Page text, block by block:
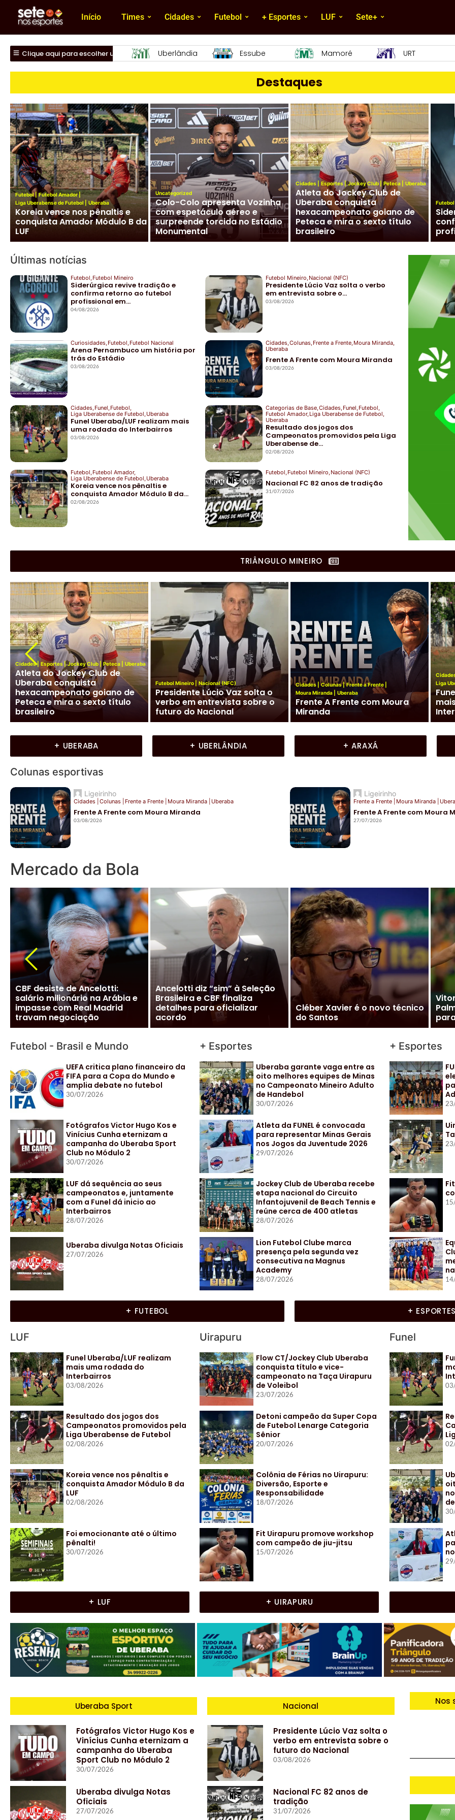
Início Times Cidades Futebol + Esportes LUF Sete+
Clique aqui para escolher um time
Nacional Uberlândia Essube Mamoré URT
Destaques
Futebol| Futebol Amador|
Liga Uberabense de Futebol
Uberaba
Koreia vence nos pênaltis e
conquista Amador Módulo B da
LUF
Uncategorized
Colo-Colo apresenta Vozinha
com espetáculo aéreo e
surpreende torcida no Estádio
Monumental
Cidades Esportes | Jockey Club| Peteca Uberaba
Atleta do Jockey Club de
Uberaba conquista
hexacampeonato goiano de
Peteca e mira o sexto título
brasileiro
Futebol
Futebol Mineiro| Nacional (NFC)
Presidente Lúcio Vaz solta o
verbo em entrevista sobre o
futuro do Nacional
Últimas notícias
Futebol,Futebol Mineiro
Siderúrgica revive tradição e
confirma retorno ao futebol
profissional em…
04/08/2026
Futebol Mineiro,Nacional (NFC)
Presidente Lúcio Vaz solta o verbo
em entrevista sobre o…
03/08/2026
Curiosidades, Futebol Futebol Nacional
Arena Pernambuco um história por
trás do Estádio
03/08/2026
Cidades, Colunas, Frente a Frente, Moura Miranda,
Uberaba
Frente A Frente com Moura Miranda
03/08/2026
Cidades, Funel Futebol
Liga Uberabense de Futebol Uberaba
Funel Uberaba/LUF realizam mais
uma rodada do Interbairros
03/08/2026
Categorias de Base, Cidades, Funel Futebol
Futebol Amador, Liga Uberabense de Futebol
Uberaba
Resultado dos jogos dos
Campeonatos promovidos pela Liga
Uberabense de…
02/08/2026
Futebol,Futebol Amador,
Liga Uberabense de Futebol,Uberaba
Koreia vence nos pênaltis e
conquista Amador Módulo B da…
02/08/2026
Futebol,Futebol Mineiro,Nacional (NFC)
Nacional FC 82 anos de tradição
31/07/2026
TRIÂNGULO MINEIRO
Cidades| Esportes| Jockey Club| Peteca Uberaba
Atleta do Jockey Club de
Uberaba conquista
hexacampeonato goiano de
Peteca e mira o sexto título
brasileiro
Futebol Mineiro | Nacional (NFC)
Presidente Lúcio Vaz solta o
verbo em entrevista sobre o
futuro do Nacional
Cidades Colunas| Frente a Frente
Moura Miranda
Uberaba
Frente A Frente com Moura
Miranda
Liga
+ UBERABA + UBERLÂNDIA + ARAXÁ
Colunas esportivas
Ligeirinho
Cidades Colunas Frente a Frente Moura Miranda Uberaba
Frente A Frente com Moura Miranda
03/08/2026
Ligeirinho
Frente a Frente Moura Miranda
Frente A Frente com Moura
27/07/2026
Mercado da Bola
CBF desiste de Ancelotti:
salário milionário na Arábia e
impasse com Real Madrid
travam negociação
Ancelotti diz “sim” à Seleção
Brasileira e CBF finaliza
detalhes para oficializar
acordo
Cléber Xavier é o novo técnico
do Santos
Futebol - Brasil e Mundo
UEFA critica plano financeiro da
FIFA para a Copa do Mundo e
amplia debate no futebol
30/07/2026
Fotógrafos Victor Hugo Kos e
Vinícius Cunha eternizam a
campanha do Uberaba Sport
Club no Módulo 2
30/07/2026
LUF dá sequência ao seus
campeonatos e, juntamente
com a Funel dá inicio ao
Interbairros
28/07/2026
Uberaba divulga Notas Oficiais
27/07/2026
+ Esportes
Uberaba garante vaga entre as
oito melhores equipes de Minas
no Campeonato Mineiro Adulto
de Handebol
30/07/2026
Atleta da FUNEL é convocada
para representar Minas Gerais
nos Jogos da Juventude 2026
29/07/2026
Jockey Club de Uberaba recebe
etapa nacional do Circuito
Infantojuvenil de Beach Tennis e
reúne cerca de 400 atletas
28/07/2026
Lion Futebol Clube marca
presença pela segunda vez
consecutiva na Magnus
Academy
28/07/2026
+ Esportes
+ FUTEBOL + ESPORTES
LUF
Funel Uberaba/LUF realizam
mais uma rodada do
Interbairros
03/08/2026
Resultado dos jogos dos
Campeonatos promovidos pela
Liga Uberabense de Futebol
02/08/2026
Koreia vence nos pênaltis e
conquista Amador Módulo B da
LUF
02/08/2026
Foi emocionante até o último
pênalti!
30/07/2026
Uirapuru
Flow CT/Jockey Club Uberaba
conquista título e vice-
campeonato na Taça Uirapuru
de Voleibol
23/07/2026
Detoni campeão da Super Copa
de Futebol Lenarge Categoria
Sênior
20/07/2026
Colônia de Férias no Uirapuru:
Diversão, Esporte e
Responsabilidade
18/07/2026
Fit Uirapuru promove workshop
com campeão de jiu-jitsu
15/07/2026
Funel
+ LUF + UIRAPURU
Uberaba Sport
Fotógrafos Victor Hugo Kos e
Vinícius Cunha eternizam a
campanha do Uberaba
Sport Club no Módulo 2
30/07/2026
Uberaba divulga Notas
Oficiais
27/07/2026
Nacional
Presidente Lúcio Vaz solta o
verbo em entrevista sobre o
futuro do Nacional
03/08/2026
Nacional FC 82 anos de
tradição
31/07/2026
Nos